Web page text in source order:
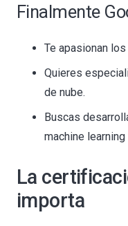
Finalmente
Te apasionan
Quieres
de nube.
Buscas
machine
La
importa